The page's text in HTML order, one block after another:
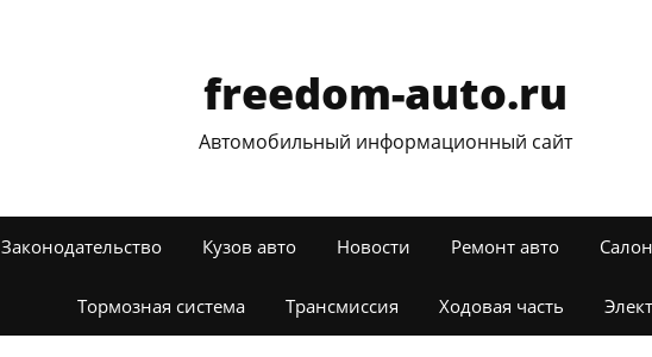
freedom-auto.ru
Автомобильный информационный сайт
Законодательство Кузов авто Новости Ремонт авто
Тормозная система Трансмиссия Ходовая часть